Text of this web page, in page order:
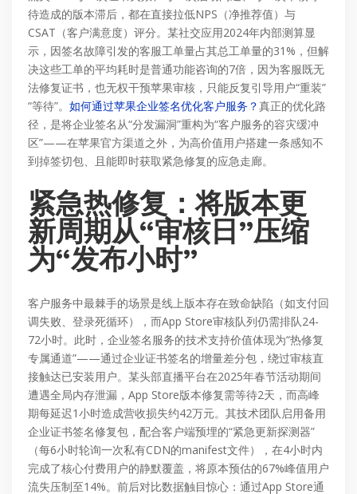
待造成的版本滞后，都在直接拉低NPS（净推荐值）与
CSAT（客户满意度）评分。某社交应用2024年内部测算显
示，因签名故障引发的客服工单量占其总工单量的31%，但解
决这些工单的平均耗时是普通功能咨询的7倍，因为客服既无
法修复证书，也无权干预苹果审核，只能反复引导用户“重装”
“等待”。 如何通过苹果企业签名优化客户服务？真正的优化路
径，是将企业签名从“分发漏洞”重构为“客户服务的容灾缓冲
区”——在苹果官方渠道之外，为高价值用户搭建一条感知不
到掉签切包、且能即时获取紧急修复的应急走廊。
紧急热修复：将版本更
新周期从“审核日”压缩
为“发布小时”
客户服务中最棘手的场景是线上版本存在致命缺陷（如支付回
调失败、登录死循环），而App Store审核队列仍需排队24-
72小时。此时，企业签名服务的技术支持价值体现为“热修复
专属通道”——通过企业证书签名的增量差分包，绕过审核直
接触达已安装用户。某头部直播平台在2025年春节活动期间
遭遇全局内存泄漏，App Store版本修复需等待2天，而高峰
期每延迟1小时造成营收损失约42万元。其技术团队启用备用
企业证书签名修复包，配合客户端预埋的“紧急更新探测器”
（每6小时轮询一次私有CDN的manifest文件），在4小时内
完成了核心付费用户的静默覆盖，将原本预估的67%峰值用户
流失压制至14%。前后对比数据触目惊心：通过App Store通